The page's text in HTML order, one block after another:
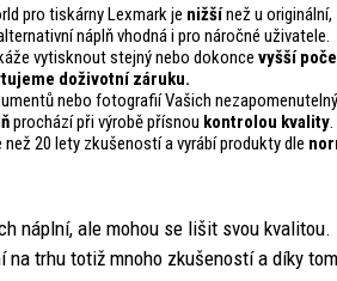
pro tiskárny Lexmark je nižšínež u originální,
náplň vhodná i pro náročné uživatele.
vytisknout stejný nebo dokonce vyšší
doživotní záruku.
nebo fotografií Vašich
prochází při výrobě přísnou kontrolou kvality.
než 20 lety zkušeností a vyrábí produkty dle
náplní, ale mohou se lišit svou
na trhu totiž mnoho zkušeností a díky